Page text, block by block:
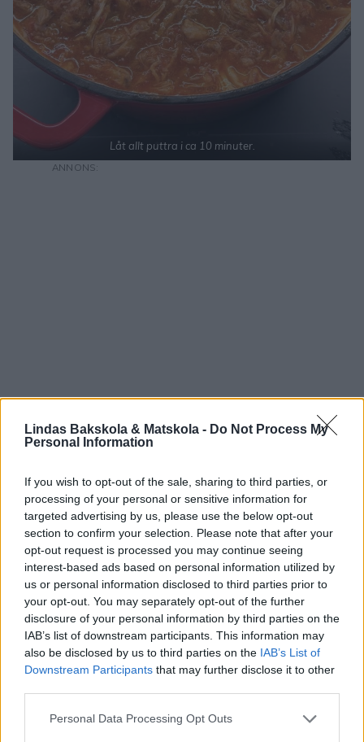
Lindas Bakskola & Matskola - Do Not Process My
Personal Information
If you wish to opt-out of the sale, sharing to third parties, or
processing of your personal or sensitive information for
targeted advertising by us, please use the below opt-out
section to confirm your selection. Please note that after your
opt-out request is processed you may continue seeing
interest-based ads based on personal information utilized by
us or personal information disclosed to third parties prior to
your opt-out. You may separately opt-out of the further
disclosure of your personal information by third parties on the
IAB’s list of downstream participants. This information may
also be disclosed by us to third parties on the IAB’s List of
Downstream Participants that may further disclose it to other
Personal Data Processing Opt Outs
Låt allt puttra i ca 10 minuter.
Prenumerera Logga in